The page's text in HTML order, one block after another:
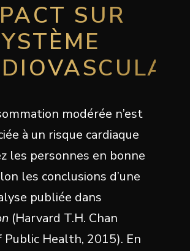
SUR
modérée n’est
à un risque cardiaque
les personnes en bonne
les conclusions d’une
publiée dans
(Harvard T.H. Chan
Public Health, 2015). En